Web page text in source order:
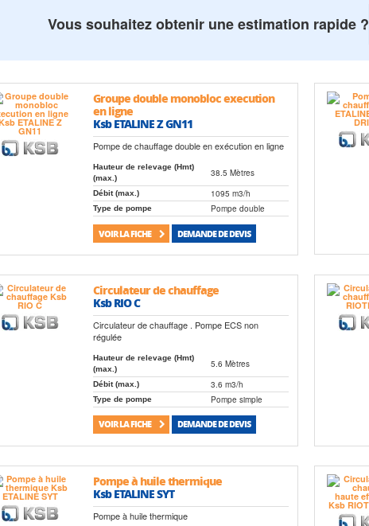
Vous souhaitez obtenir une estimation rapide ?
Groupe double monobloc execution
en ligne
Ksb ETALINE Z GN11
Pompe de chauffage double en exécution en ligne
Hauteur de relevage (Hmt)
(max.)
38.5 Mètres
Débit (max.) 1095 m3/h
Type de pompe Pompe double
VOIR LA FICHE DEMANDE DE DEVIS
Circulateur de chauffage
Ksb RIO C
Circulateur de chauffage . Pompe ECS non
régulée
Hauteur de relevage (Hmt)
(max.)
5.6 Mètres
Débit (max.) 3.6 m3/h
Type de pompe Pompe simple
VOIR LA FICHE DEMANDE DE DEVIS
Pompe à huile thermique
Ksb ETALINE SYT
Pompe à huile thermique